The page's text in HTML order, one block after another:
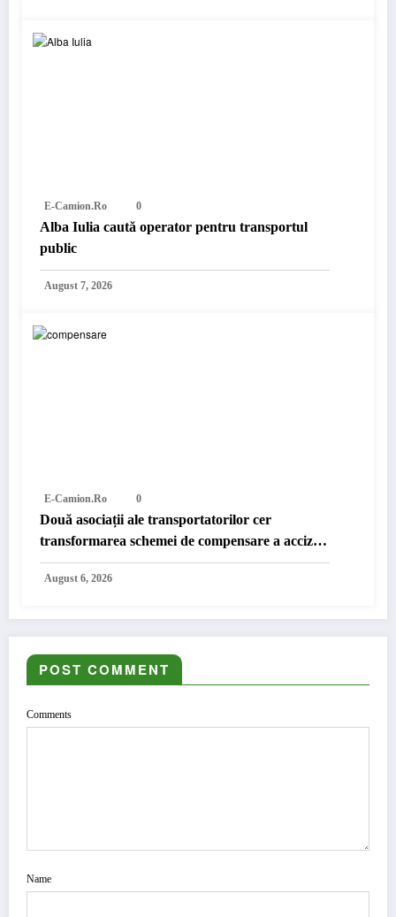
E-Camion.ro 0
Alba Iulia caută operator pentru transportul
public
August 7, 2026
E-Camion.ro 0
Două asociații ale transportatorilor cer
transformarea schemei de compensare a accizei
în mecanism permanent
August 6, 2026
POST COMMENT
Comments
Name